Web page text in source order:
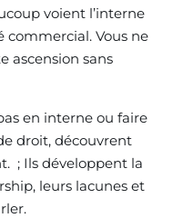
voient l’interne
Vous ne
ascension sans
en interne ou faire
droit, découvrent
; Ils développent la
leurs lacunes et